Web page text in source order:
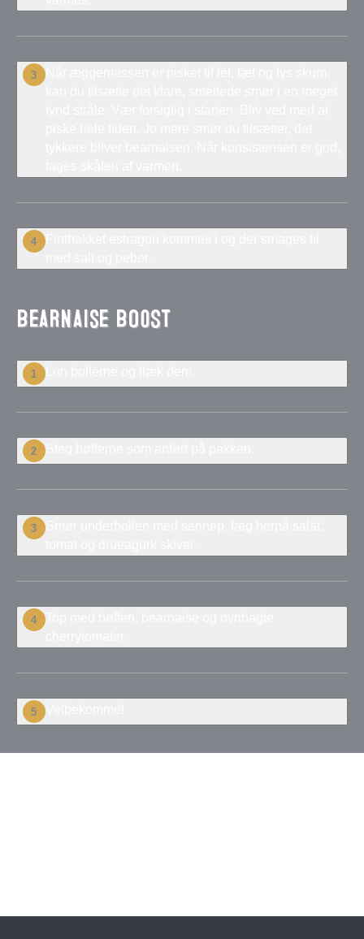
3
Når æggemassen er pisket til let, tæt og lys skum,
4
Finthakket estragon kommes i og der smages til
Bearnaise BOOST
1 Lun bollerne og flæk dem.
2 Steg bøfferne som anført på pakken.
3
Smør underbollen med sennep, læg herpå salat,
4
Top med bøffen, bearnaise og ovnbagte
5 Velbekomme!